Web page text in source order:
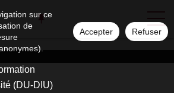
sur ce
de
Accepter Refuser
(DU-DIU)